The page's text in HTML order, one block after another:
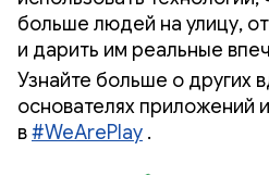
больше людей на улицу,
и дарить им реальные
Узнайте больше о других
основателях приложений
в#WeArePlay .